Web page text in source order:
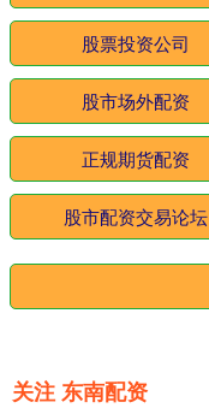
股票投资公司
股市场外配资
正规期货配资
股市配资交易论坛
关注 东南配资